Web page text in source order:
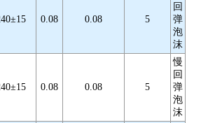
0.08 0.08 5
回
弹
泡
沫
0.08 0.08 5
慢
回
弹
泡
沫